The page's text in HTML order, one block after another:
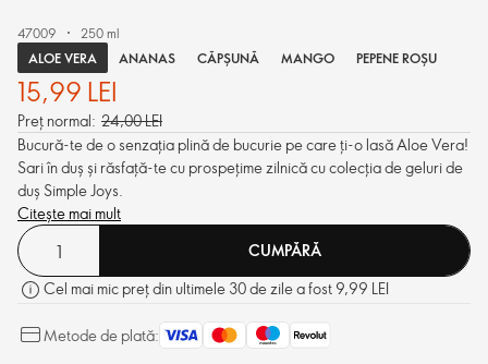
47009
250 ml
ALOE VERA
ANANAS CĂPȘUNĂ MANGO PEPENE ROȘU
15,99 LEI
Preț normal: 24,00 LEI
Bucură-te de o senzația plină de bucurie pe care ți-o lasă Aloe Vera!
Sari în duș și răsfață-te cu prospețime zilnică cu colecția de geluri de
duș Simple Joys.
Citește mai mult
CUMPĂRĂ
Cel mai mic preț din ultimele 30 de zile a fost 9,99 LEI
Metode de plată: